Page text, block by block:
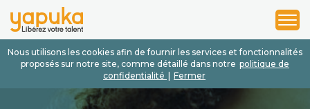
Nous utilisons les cookies afin de fournir les services et fonctionnalités
proposés sur notre site, comme détaillé dans notre politique de
confidentialité
Fermer
1
2
3